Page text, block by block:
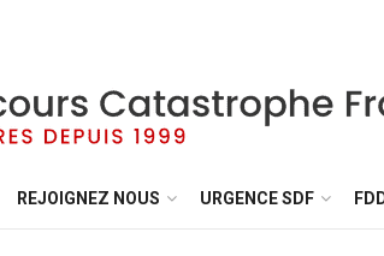
REJOIGNEZ NOUS URGENCE SDF